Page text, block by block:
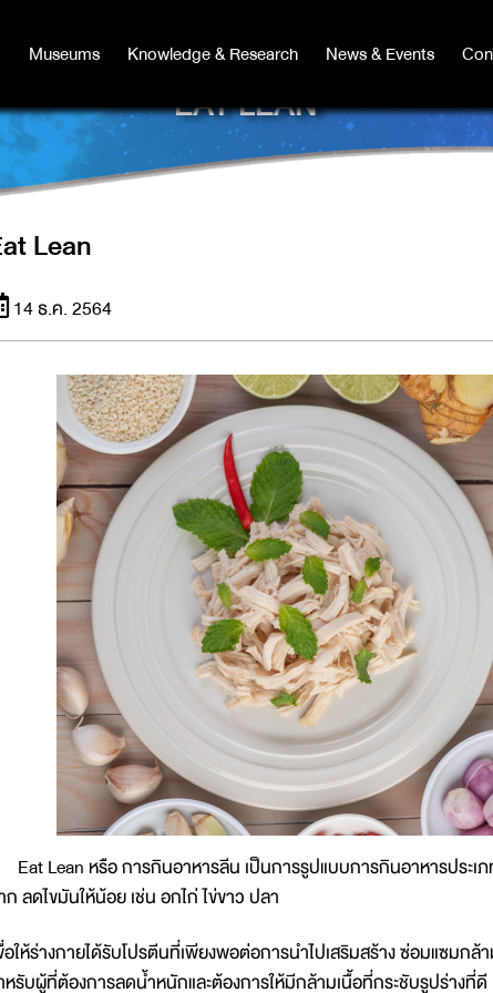
Museums Knowledge & Research News & Events
Museums Knowledge & Research News & Events
EAT LEAN
Lean
14 ธ.ค. 2564
Eat Lean หรือ การกินอาหารลีน เป็นการรูปแบบการกินอาหารประเ
ก ลดไขมันให้น้อย เช่น อกไก่ ไข่ขาว ปลา
อให้ร่างกายได้รับโปรตีนที่เพียงพอต่อการนำไปเสริมสร้าง ซ่อมแซมกล้
หรับผู้ที่ต้องการลดน้ำหนักและต้องการให้มีกล้ามเนื้อที่กระชับรูปร่างที่ดี